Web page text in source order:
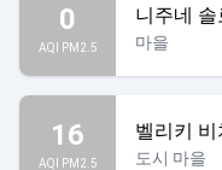
0
AQI PM2.5
니주네
마을
16
AQI PM2.5
벨리키 비
도시 마을